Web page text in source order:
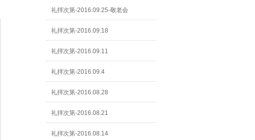
礼拝次第-2016.09.25-敬老会
礼拝次第-2016.09.18
礼拝次第-2016.09.11
礼拝次第-2016.09.4
礼拝次第-2016.08.28
礼拝次第-2016.08.21
礼拝次第-2016.08.14